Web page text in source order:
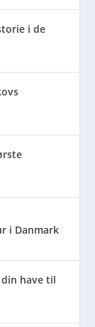
i de
i Danmark
have til